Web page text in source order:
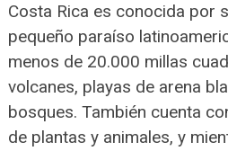
Costa Rica es conocida por
pequeño paraíso
menos de 20.000 millas
volcanes, playas de arena
bosques. También cuenta
de plantas y animales, y